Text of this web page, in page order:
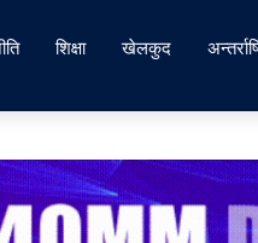
शिक्षा खेलकुद